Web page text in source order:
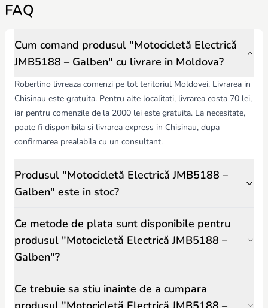
FAQ
Cum comand produsul "Motocicletă Electrică
JMB5188 – Galben" cu livrare in Moldova?
Robertino livreaza comenzi pe tot teritoriul Moldovei. Livrarea in
Chisinau este gratuita. Pentru alte localitati, livrarea costa 70 lei,
iar pentru comenzile de la 2000 lei este gratuita. La necesitate,
poate fi disponibila si livrarea express in Chisinau, dupa
confirmarea prealabila cu un consultant.
Produsul "Motocicletă Electrică JMB5188 –
Galben" este in stoc?
Ce metode de plata sunt disponibile pentru
produsul "Motocicletă Electrică JMB5188 –
Galben"?
Ce trebuie sa stiu inainte de a cumpara